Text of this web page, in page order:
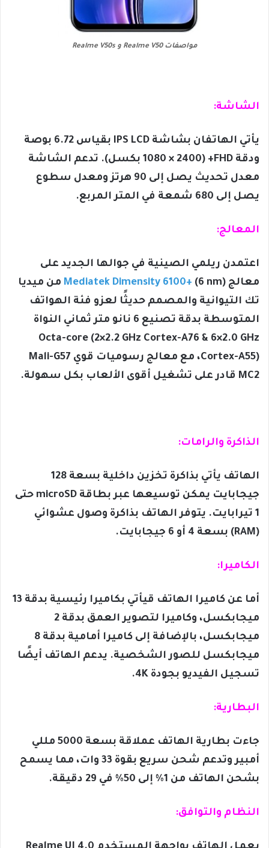
مواصفات Realme V50 و Realme V50s
الشاشة:
يأتي الهاتفان بشاشة IPS LCD بقياس 6.72 بوصة
ودقة FHD+ (1080 × 2400 بكسل). تدعم الشاشة
معدل تحديث يصل إلى 90 هرتز ومعدل سطوع
يصل إلى 680 شمعة في المتر المربع.
المعالج:
اعتمدن ريلمي الصينية في جوالها الجديد على
معالج
Mediatek Dimensity 6100+ (6 nm) من ميديا
تك التيوانية والمصمم حديثًا لعزو فئة الهواتف
المتوسطة بدقة تصنيع 6 نانو متر ثماني النواة
Octa-core (2×2.2 GHz Cortex-A76 & 6×2.0 GHz
Cortex-A55)، مع معالج رسوميات قوي Mali-G57
MC2 قادر على تشغيل أقوى الألعاب بكل سهولة.
الذاكرة والرامات:
الهاتف يأتي بذاكرة تخزين داخلية بسعة 128
جيجابايت يمكن توسيعها عبر بطاقة microSD حتى
1 تيرابايت. يتوفر الهاتف بذاكرة وصول عشوائي
(RAM) بسعة 4 أو 6 جيجابايت.
الكاميرا:
أما عن كاميرا الهاتف قيأتي بكاميرا رئيسية بدقة 13
ميجابكسل، وكاميرا لتصوير العمق بدقة 2
ميجابكسل، بالإضافة إلى كاميرا أمامية بدقة 8
ميجابكسل للصور الشخصية. يدعم الهاتف أيضًا
تسجيل الفيديو بجودة 4K.
البطارية:
جاءت بطارية الهاتف عملاقة بسعة 5000 مللي
أمبير وتدعم شحن سريع بقوة 33 وات، مما يسمح
بشحن الهاتف من 1% إلى 50% في 29 دقيقة.
النظام والتوافق: